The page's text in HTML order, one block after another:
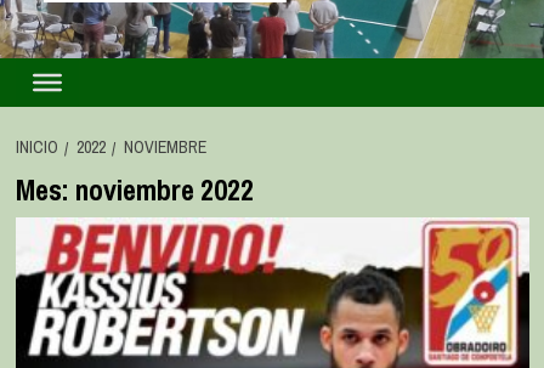
INICIO 2022 NOVIEMBRE
Mes: noviembre 2022